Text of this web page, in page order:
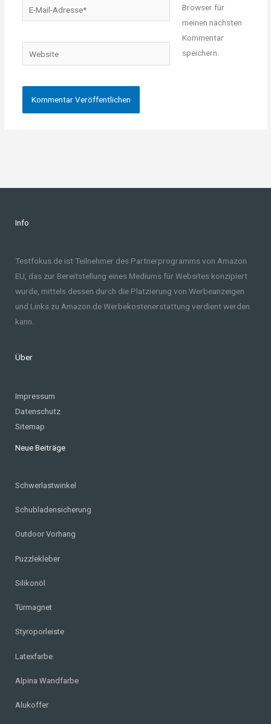
Mail-
Website
Browser für
meinen nächsten
Kommentar
speichern.
Info
Testfokus.de ist Teilnehmer des Partnerprogramms von Amazon
EU, das zur Bereitstellung eines Mediums für Websites konzipiert
wurde, mittels dessen durch die Platzierung von Werbeanzeigen
und Links zu Amazon.de Werbekostenerstattung verdient werden
kann.
Über
Impressum
Datenschutz
Sitemap
Neue Beiträge
Schwerlastwinkel
Schubladensicherung
Outdoor Vorhang
Puzzlekleber
Silikonöl
Türmagnet
Styroporleiste
Latexfarbe
Alpina Wandfarbe
Alukoffer